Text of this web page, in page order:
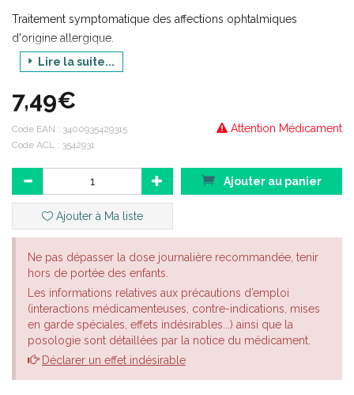
Traitement symptomatique des affections ophtalmiques
d'origine allergique.
Lire la suite...
7,49€
Attention Médicament
Code EAN : 3400935429315
Code ACL : 3542931
Ajouter au panier
Ajouter à Ma liste
Ne pas dépasser la dose journalière recommandée, tenir
hors de portée des enfants.
Les informations relatives aux précautions d’emploi
(interactions médicamenteuses, contre-indications, mises
en garde spéciales, effets indésirables...) ainsi que la
posologie sont détaillées par la notice du médicament.
Déclarer un effet indésirable